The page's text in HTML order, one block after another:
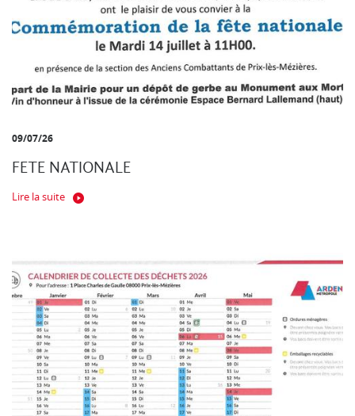
09/07/26
FETE NATIONALE
Lire la suite